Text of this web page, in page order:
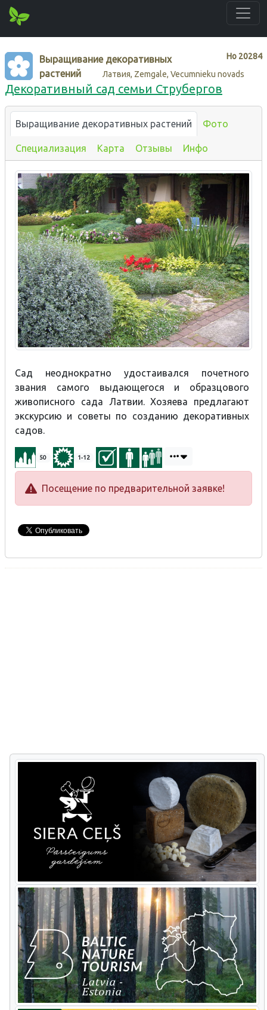
Нo 20284
Выращивание декоративных
растений
Латвия, Zemgale, Vecumnieku novads
Декоративный сад семьи Струбергов
Выращивание декоративных растений Фото
Специализация Карта Отзывы Инфо
Сад неоднократно удостаивался почетного
звания самого выдающегося и образцового
живописного сада Латвии. Хозяева предлагают
экскурсию и советы по созданию декоративных
садов.
50 1-12
Посещение по предварительной заявке!